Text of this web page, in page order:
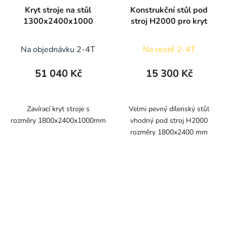
Kryt stroje na stůl
1300x2400x1000
Na objednávku 2-4T
51 040 Kč
Zavírací kryt stroje s
rozměry 1800x2400x1000mm
Konstrukční stůl pod
stroj H2000 pro kryt
Na cestě 2-4T
15 300 Kč
Velmi pevný dílenský stůl
vhodný pod stroj H2000
rozměry 1800x2400 mm